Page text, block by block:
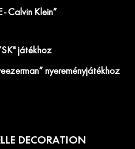
- Calvin Klein”
játékhoz
nyereményjátékhoz
DECORATION